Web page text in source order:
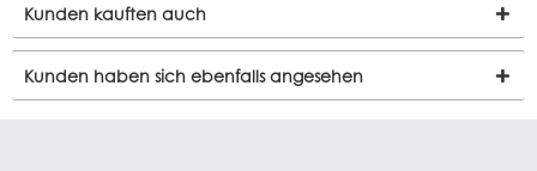
Kunden kauften auch
Kunden haben sich ebenfalls angesehen